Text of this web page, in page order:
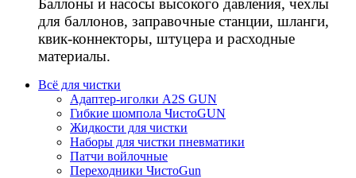
Баллоны и насосы высокого давления, чехлы
для баллонов, заправочные станции, шланги,
квик-коннекторы, штуцера и расходные
материалы.
Всё для чистки
Адаптер-иголки A2S GUN
Гибкие шомпола ЧистоGUN
Жидкости для чистки
Наборы для чистки пневматики
Патчи войлочные
Переходники ЧистоGun